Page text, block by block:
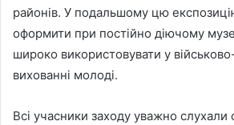
районів. У подальшому цю
оформити при постійно діючому
широко використовувати у
вихованні молоді.
Всі учасники заходу уважно слухали